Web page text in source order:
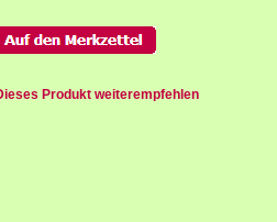
Produkt weiterempfehlen